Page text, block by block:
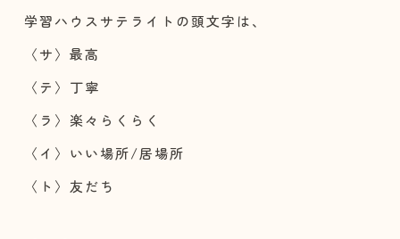
学習ハウスサテライトの頭文字は、
〈サ〉最高
〈テ〉丁寧
〈ラ〉楽々らくらく
〈イ〉いい場所/居場所
〈ト〉友だち